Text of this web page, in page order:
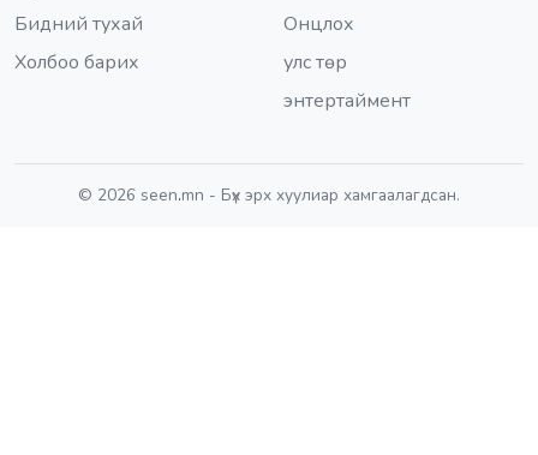
Бидний тухай
Холбоо барих
Онцлох
улс төр
энтертаймент
© 2026 seen.mn - Бүх эрх хуулиар хамгаалагдсан.